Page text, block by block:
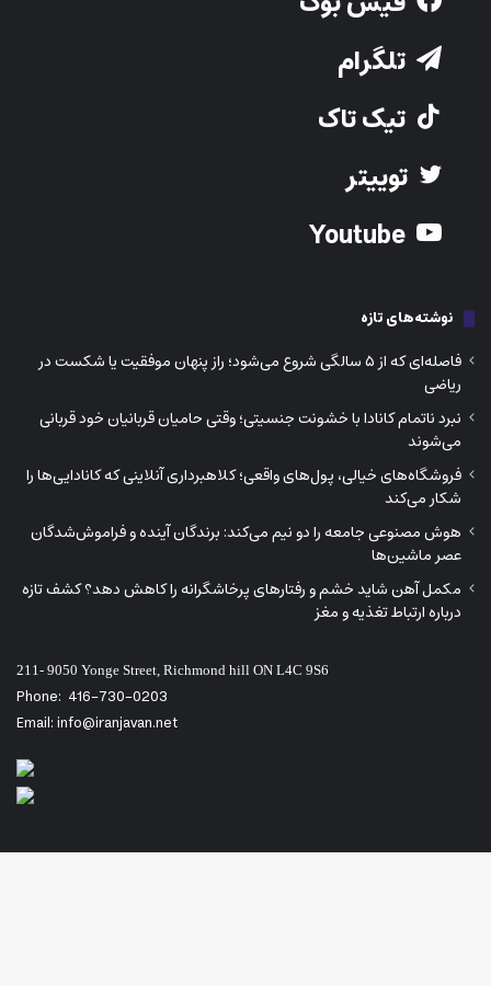
تلگرام
تیک تاک
توییتر
نوشته‌های تازه
فاصله‌ای که از ۵ سالگی شروع می‌شود؛ راز پنهان موفقیت یا شکست در
ریاضی
نبرد ناتمام کانادا با خشونت جنسیتی؛ وقتی حامیان قربانیان خود قربانی
می‌شوند
فروشگاه‌های خیالی، پول‌های واقعی؛ کلاهبرداری آنلاینی که کانادایی‌ها را
شکار می‌کند
هوش مصنوعی جامعه را دو نیم می‌کند: برندگان آینده و فراموش‌شدگان
عصر ماشین‌ها
مکمل آهن شاید خشم و رفتارهای پرخاشگرانه را کاهش دهد؟ کشف تازه
درباره ارتباط تغذیه و مغز
211- 9050 Yonge Street, Richmond hill ON L4C 9S6
Phone: 416-730-0203
Email: info@iranjavan.net